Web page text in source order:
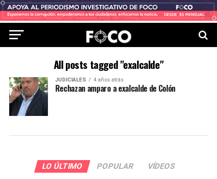
All posts tagged "exalcalde"
JUDICIALES 4 años atrás
Rechazan amparo a exalcalde de Colón
LO ÚLTIMO POPULAR VÍDEOS